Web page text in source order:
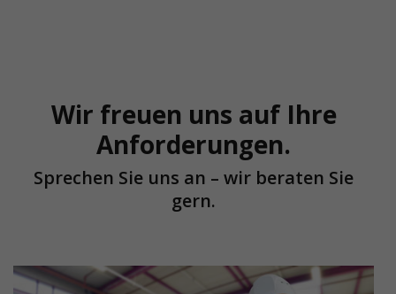
Wir freuen uns auf Ihre
Anforderungen.
Sprechen Sie uns an – wir beraten Sie
gern.